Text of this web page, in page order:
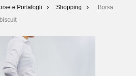
e Portafogli Shopping
Borsa